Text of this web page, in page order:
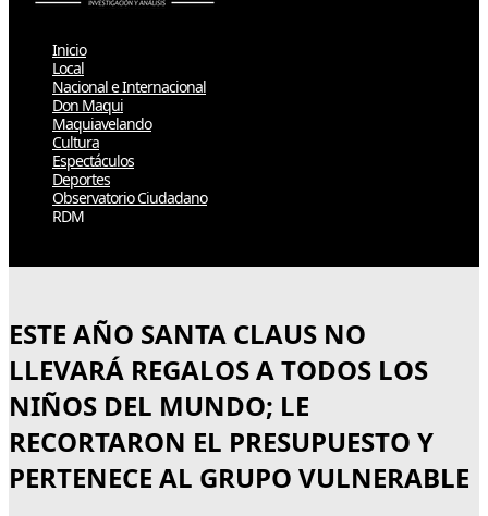
Inicio
Local
Nacional e Internacional
Don Maqui
Maquiavelando
Cultura
Espectáculos
Deportes
Observatorio Ciudadano
RDM
ESTE AÑO SANTA CLAUS NO
LLEVARÁ REGALOS A TODOS LOS
NIÑOS DEL MUNDO; LE
RECORTARON EL PRESUPUESTO Y
PERTENECE AL GRUPO VULNERABLE